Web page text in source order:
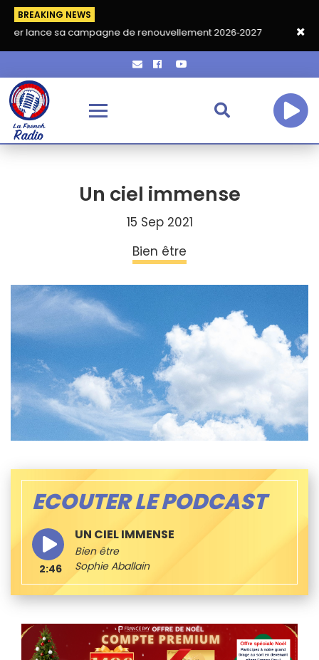
BREAKING NEWS
campagne de renouvellement 2026‑2027 Grand café de
Un ciel immense
15 Sep 2021
Bien être
ECOUTER LE PODCAST
UN CIEL IMMENSE
Bien être
Sophie Aballain
2:46